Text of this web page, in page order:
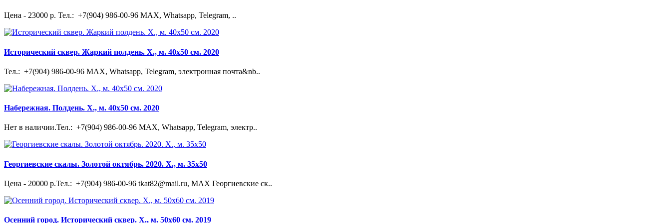
Цена - 23000 р. Тел.: +7(904) 986-00-96 MAX, Whatsapp, Telegram, ..
Исторический сквер. Жаркий полдень. Х., м. 40х50 см. 2020
Тел.: +7(904) 986-00-96 MAX, Whatsapp, Telegram, электронная почта&nb..
Набережная. Полдень. Х., м. 40х50 см. 2020
Нет в наличии.Тел.: +7(904) 986-00-96 MAX, Whatsapp, Telegram, электр..
Георгиевские скалы. Золотой октябрь. 2020. Х., м. 35х50
Цена - 20000 р.Тел.: +7(904) 986-00-96 tkat82@mail.ru, MAX Георгиевские ск..
Осенний город. Исторический сквер. Х., м. 50х60 см. 2019